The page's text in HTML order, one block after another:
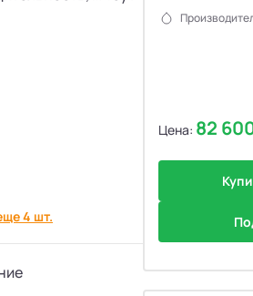
Евролос ПРО
4 шт.
Цена: 82